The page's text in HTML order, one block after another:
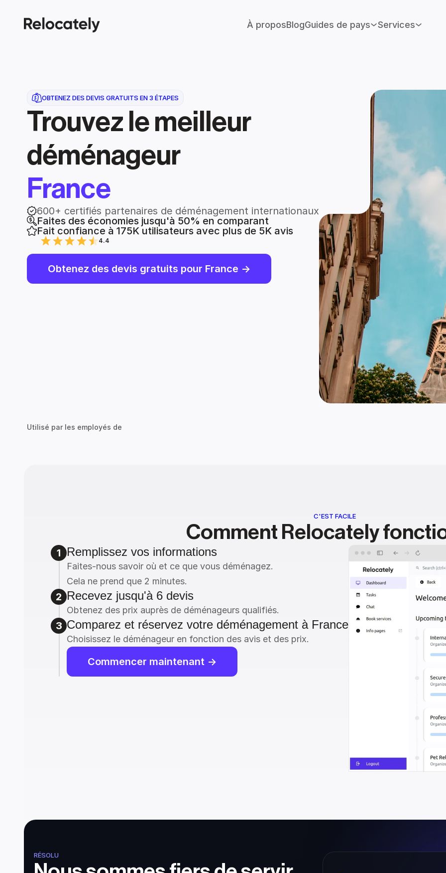
À proposBlogGuides de pays Services
OBTENEZ DES DEVIS GRATUITS EN 3 ÉTAPES
Trouvez le meilleur
déménageur
France
600+ certifiés partenaires de déménagement internationaux
Faites des économies jusqu'à 50% en comparant
Fait confiance à 175K utilisateurs avec plus de 5K avis
4.4
Obtenez des devis gratuits pour France ->
Utilisé par les employés de
C'EST FACILE
Comment Relocately
1 Remplissez vos informations
Faites-nous savoir où et ce que vous déménagez.
Cela ne prend que 2 minutes.
2 Recevez jusqu'à 6 devis
Obtenez des prix auprès de déménageurs qualifiés.
3 Comparez et réservez votre déménagement à France
Choisissez le déménageur en fonction des avis et des prix.
Commencer maintenant ->
RÉSOLU